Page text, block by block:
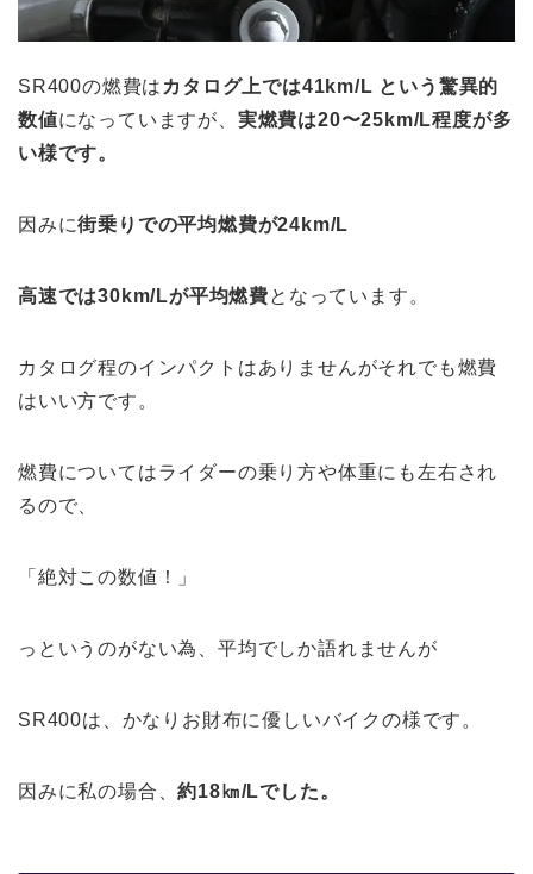
SR400の燃費は カタログ上では41km/L という驚異的
数値になっていますが、 実燃費は20〜25km/L程度が多
い様です。
因みに街乗りでの平均燃費が24km/L
高速では30km/Lが平均燃費となっています。
カタログ程のインパクトはありませんがそれでも燃費
はいい方です。
燃費についてはライダーの乗り方や体重にも左右され
るので、
「絶対この数値！」
っというのがない為、平均でしか語れませんが
SR400は、かなりお財布に優しいバイクの様です。
因みに私の場合、約18㎞/Lでした。